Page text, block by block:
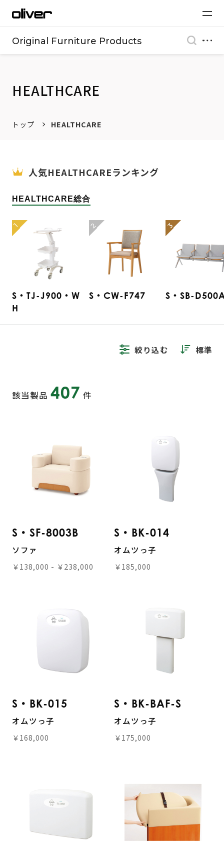
Original Furniture Products
HEALTHCARE
トップ HEALTHCARE
人気HEALTHCAREランキング
HEALTHCARE総合
1
S・TJ-J900・W
H
2
S・CW-F747
3
S・SB-
絞り込む 標準
該当製品 407 件
S・SF-8003B
ソファ
￥138,000 - ￥238,000
S・BK-014
オムツっ子
￥185,000
S・BK-015
オムツっ子
￥168,000
S・BK-BAF-S
オムツっ子
￥175,000